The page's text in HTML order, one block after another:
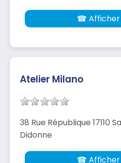
☎ Afficher
Atelier Milano
38 Rue République 17110
Didonne
☎ Afficher